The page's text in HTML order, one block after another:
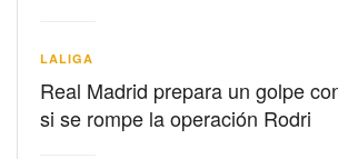
LALIGA
Real Madrid prepara un golpe
si se rompe la operación Rodri